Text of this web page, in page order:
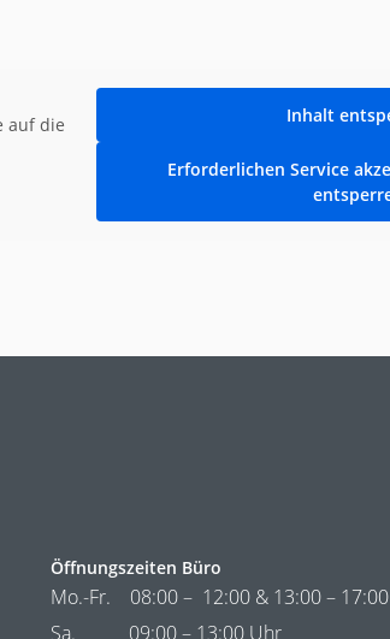
auf die
Inhalt
Erforderlichen Service
Öffnungszeiten Büro
Mo.-Fr. 08:00 – 12:00 & 13:00 –
Sa. 09:00 – 13:00 Uhr